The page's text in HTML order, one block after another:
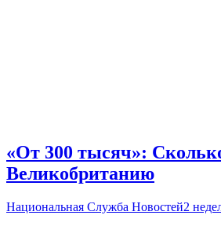
«От 300 тысяч»:
Великобританию
Национальная Служба Новостей2